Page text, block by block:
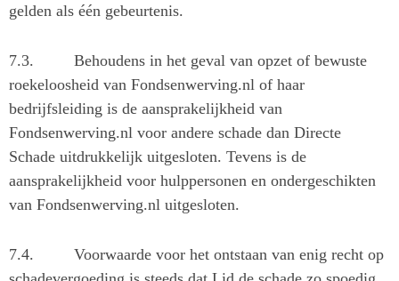
gelden als één gebeurtenis.
7.3. Behoudens in het geval van opzet of bewuste
roekeloosheid van Fondsenwerving.nl of haar
bedrijfsleiding is de aansprakelijkheid van
Fondsenwerving.nl voor andere schade dan Directe
Schade uitdrukkelijk uitgesloten. Tevens is de
aansprakelijkheid voor hulppersonen en ondergeschikten
van Fondsenwerving.nl uitgesloten.
7.4. Voorwaarde voor het ontstaan van enig recht op